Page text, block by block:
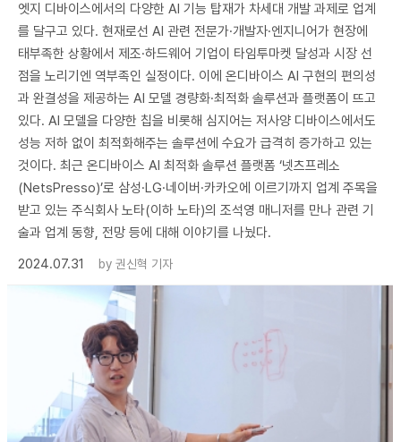
엣지 디바이스에서의 다양한 AI 기능 탑재가 차세대 개발 과제로 업계
를 달구고 있다. 현재로선 AI 관련 전문가·개발자·엔지니어가 현장에
태부족한 상황에서 제조·하드웨어 기업이 타임투마켓 달성과 시장 선
점을 노리기엔 역부족인 실정이다. 이에 온디바이스 AI 구현의 편의성
과 완결성을 제공하는 AI 모델 경량화·최적화 솔루션과 플랫폼이 뜨고
있다. AI 모델을 다양한 칩을 비롯해 심지어는 저사양 디바이스에서도
성능 저하 없이 최적화해주는 솔루션에 수요가 급격히 증가하고 있는
것이다. 최근 온디바이스 AI 최적화 솔루션 플랫폼 ‘넷츠프레소
(NetsPresso)’로 삼성·LG·네이버·카카오에 이르기까지 업계 주목을
받고 있는 주식회사 노타(이하 노타)의 조석영 매니저를 만나 관련 기
술과 업계 동향, 전망 등에 대해 이야기를 나눴다.
2024.07.31
by 권신혁 기자